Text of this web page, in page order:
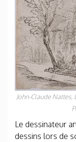
John-Claude Nattes,
Le dessinateur
dessins lors de